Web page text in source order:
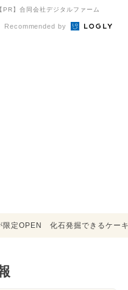
【PR】合同会社デジタルファーム
Recommended by
限定OPEN 化石発掘できるケー